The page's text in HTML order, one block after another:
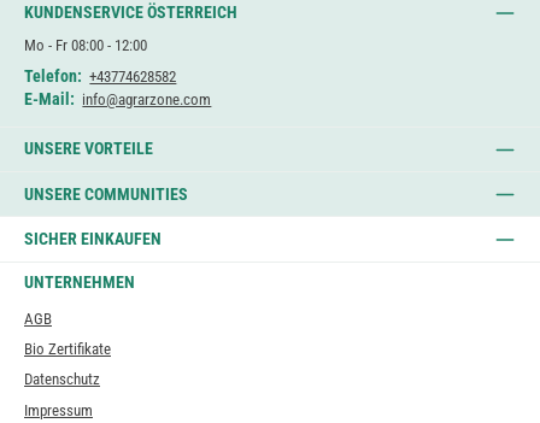
KUNDENSERVICE ÖSTERREICH
Mo - Fr 08:00 - 12:00
Telefon: +43774628582
E-Mail: info@agrarzone.com
UNSERE VORTEILE
UNSERE COMMUNITIES
SICHER EINKAUFEN
UNTERNEHMEN
AGB
Bio Zertifikate
Datenschutz
Impressum